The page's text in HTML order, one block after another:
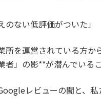
新
時
:
のない低評価がついた
所を運営されている方
者」の影**が潜んでいる
レビューの闇と、私